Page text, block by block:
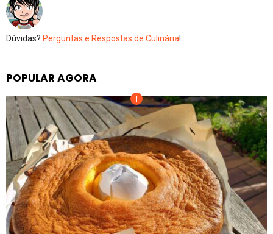
Dúvidas? Perguntas e Respostas de Culinária!
POPULAR AGORA